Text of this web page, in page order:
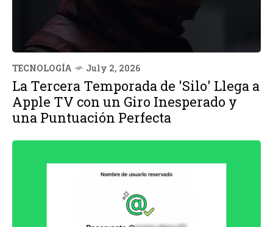
TECNOLOGÍA July 2, 2026
La Tercera Temporada de 'Silo' Llega a
Apple TV con un Giro Inesperado y
una Puntuación Perfecta